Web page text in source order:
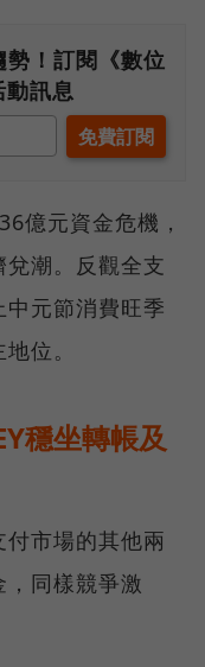
！訂閱《數位
動訊息
億元資金危機，
潮。反觀全支
元節消費旺季
位。
穩坐轉帳及
市場的其他兩
同樣競爭激